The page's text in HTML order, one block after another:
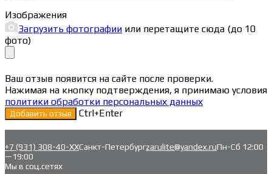
Изображения
Загрузить фотографии или перетащите сюда (до 10
фото)
Ваш отзыв появится на сайте после проверки.
Нажимая на кнопку подтверждения, я принимаю условия
политики обработки персональных данных
Ctrl+Enter
+7 (931) 308-40-ХХСанкт-Петербургzarulite@yandex.ruПн-Сб 12:00
—19:00
Мы в соц.сетях